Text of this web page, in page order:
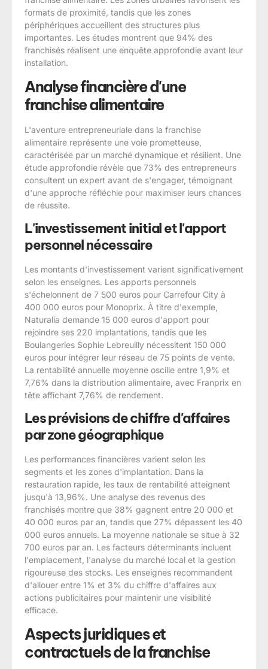
formats de proximité, tandis que les zones
périphériques accueillent des structures plus
importantes. Les études montrent que 94% des
franchisés réalisent une enquête approfondie avant leur
installation.
Analyse financière d'une
franchise alimentaire
L'aventure entrepreneuriale dans la franchise
alimentaire représente une voie prometteuse,
caractérisée par un marché dynamique et résilient. Une
étude approfondie révèle que 73% des entrepreneurs
consultent un expert avant de s'engager, témoignant
d'une approche réfléchie pour maximiser leurs chances
de réussite.
L'investissement initial et l'apport
personnel nécessaire
Les montants d'investissement varient significativement
selon les enseignes. Les apports personnels
s'échelonnent de 7 500 euros pour Carrefour City à
400 000 euros pour Monoprix. À titre d'exemple,
Naturalia demande 15 000 euros d'apport pour
rejoindre ses 220 implantations, tandis que les
Boulangeries Sophie Lebreuilly nécessitent 150 000
euros pour intégrer leur réseau de 75 points de vente.
La rentabilité annuelle moyenne oscille entre 1,9% et
7,76% dans la distribution alimentaire, avec Franprix en
tête affichant 7,76% de rendement.
Les prévisions de chiffre d'affaires
par zone géographique
Les performances financières varient selon les
segments et les zones d'implantation. Dans la
restauration rapide, les taux de rentabilité atteignent
jusqu'à 13,96%. Une analyse des revenus des
franchisés montre que 38% gagnent entre 20 000 et
40 000 euros par an, tandis que 27% dépassent les 40
000 euros annuels. La moyenne nationale se situe à 32
700 euros par an. Les facteurs déterminants incluent
l'emplacement, l'analyse du marché local et la gestion
rigoureuse des stocks. Les enseignes recommandent
d'allouer entre 1% et 3% du chiffre d'affaires aux
actions publicitaires pour maintenir une visibilité
efficace.
Aspects juridiques et
contractuels de la franchise